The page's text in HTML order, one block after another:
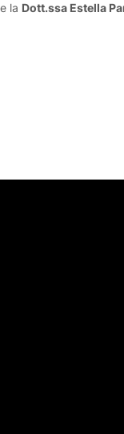
la Dott.ssa Estella